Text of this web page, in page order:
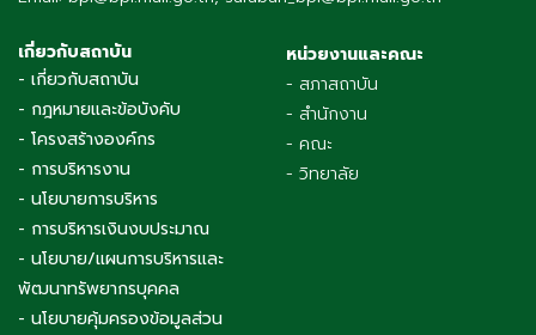
เกี่ยวกับสถาบัน
- เกี่ยวกับสถาบัน
- กฎหมายและข้อบังคับ
- โครงสร้างองค์กร
- การบริหารงาน
- นโยบายการบริหาร
- การบริหารเงินงบประมาณ
- นโยบาย/แผนการบริหารและ
พัฒนาทรัพยากรบุคคล
- นโยบายคุ้มครองข้อมูลส่วน
หน่วยงานและคณะ
- สภาสถาบัน
- สำนักงาน
- คณะ
- วิทยาลัย